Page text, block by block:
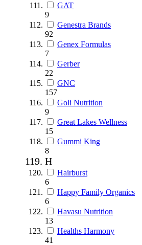
GAT
9
Genestra Brands
92
Genex Formulas
7
Gerber
22
GNC
157
Goli Nutrition
9
Great Lakes Wellness
15
Gummi King
8
H
Hairburst
6
Happy Family Organics
6
Havasu Nutrition
13
Healths Harmony
41